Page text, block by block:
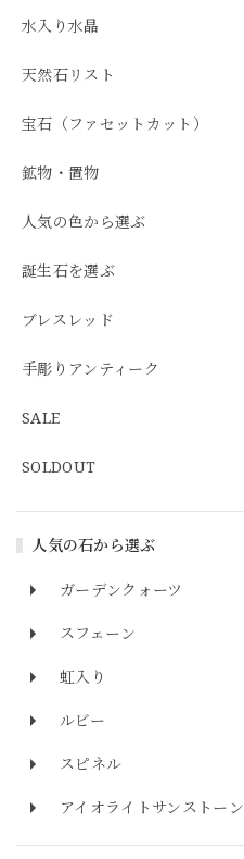
水入り水晶
天然石リスト
宝石（ファセットカット）
鉱物・置物
人気の色から選ぶ
誕生石を選ぶ
ブレスレッド
手彫りアンティーク
SALE
SOLDOUT
人気の石から選ぶ
ガーデンクォーツ
スフェーン
虹入り
ルビー
スピネル
アイオライトサンストーン